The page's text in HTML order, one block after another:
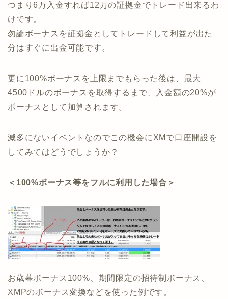
つまり6万入金すれば12万の証拠金でトレード出来るわ
けです。
勿論ボーナスを証拠金としてトレードして利益が出た
分はすぐに出金可能です。
更に100%ボーナスを上限までもらった後は、最大
4500ドルのボーナスを取得するまで、入金額の20%が
ボーナスとして加算されます。
滅多にないイベントなのでこの機会にXMで口座開設を
してみてはどうでしょうか？
＜100%ボーナス等をフルに利用した場合＞
お歳暮ボーナス100%、期間限定の招待制ボーナス、
XMPのボーナス変換などを使った例です。